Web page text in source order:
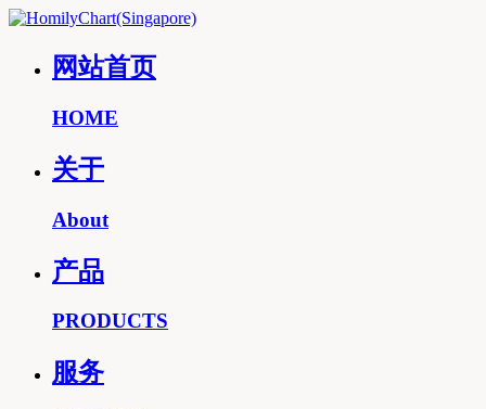
网站首页
HOME
关于
About
产品
PRODUCTS
服务